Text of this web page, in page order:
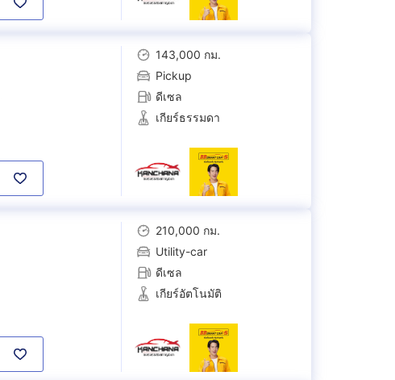
143,000 กม.
Pickup
ดีเซล
เกียร์ธรรมดา
210,000 กม.
Utility-car
ดีเซล
เกียร์อัตโนมัติ